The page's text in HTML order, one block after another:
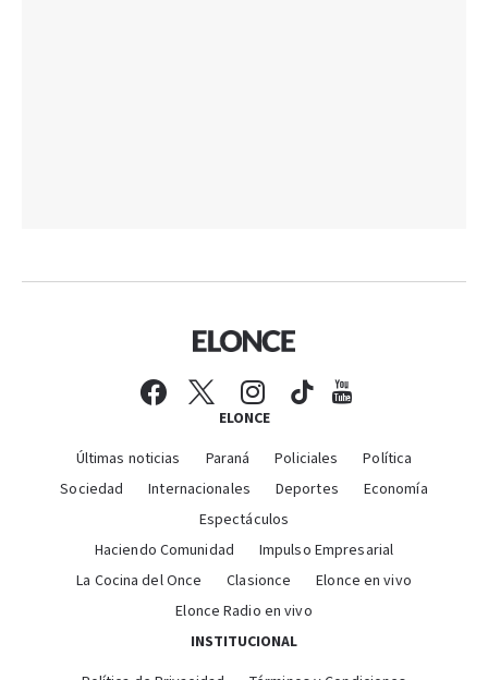
ELONCE
Últimas noticias Paraná Policiales
Política
Sociedad
Internacionales Deportes
Economía
Espectáculos
Haciendo Comunidad
Impulso Empresarial
La Cocina del Once
Clasionce
Elonce en vivo
Elonce Radio en vivo
INSTITUCIONAL